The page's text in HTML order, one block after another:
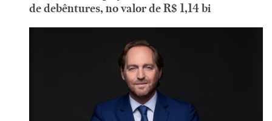
de debêntures, no valor de R$ 1,14 bi